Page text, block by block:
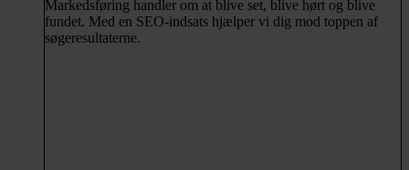
Markedsføring handler om at blive set, blive hørt og blive
fundet. Med en SEO-indsats hjælper vi dig mod toppen af
søgeresultaterne.